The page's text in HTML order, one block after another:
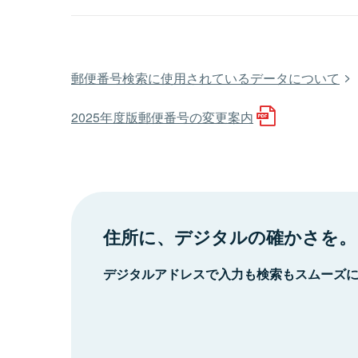
郵便番号検索に使用されているデータについて
2025年度版郵便番号の変更案内
住所に、デジタルの確かさを。
デジタルアドレスで入力も検索もスムーズ